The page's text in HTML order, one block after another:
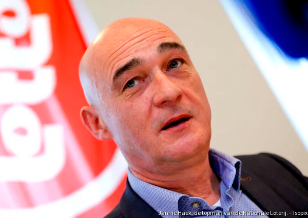
Jannie Haek, de topman van de Nationale Loterij. – Isopix